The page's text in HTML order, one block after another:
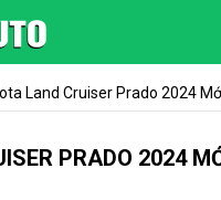
Land Cruiser Prado 2024
PRADO 2024